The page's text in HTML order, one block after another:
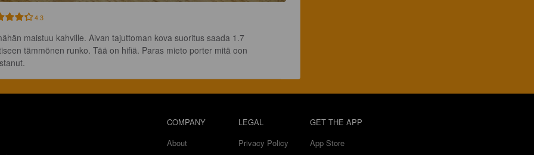
4.3
maistuu kahville. Aivan tajuttoman kova suoritus saada 1.7
tämmönen runko. Tää on hifiä. Paras mieto porter mitä oon
COMPANY
About
LEGAL
Privacy Policy
GET THE APP
App Store